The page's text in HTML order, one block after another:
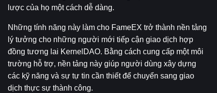
lược của họ một cách dễ dàng.
Những tính năng này làm cho FameEX trở thành nền tảng
lý tưởng cho những người mới tiếp cận giao dịch hợp
đồng tương lai KernelDAO. Bằng cách cung cấp một môi
trường hỗ trợ, nền tảng này giúp người dùng xây dựng
các kỹ năng và sự tự tin cần thiết để chuyển sang giao
dịch thực sự thành công.